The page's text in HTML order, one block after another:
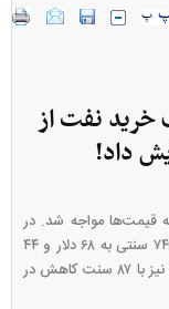
خرید نفت از
داد!
قیمت‌ها مواجه شد. در
معاملات روز شنبه، نفت برنت دریای شمال با افت ۷۴ سنتی به ۶۸ دلار و ۴۴
سنت رسید و نفت وست تگزاس اینترمدیت آمریکا نیز با ۸۷ سنت کاهش در